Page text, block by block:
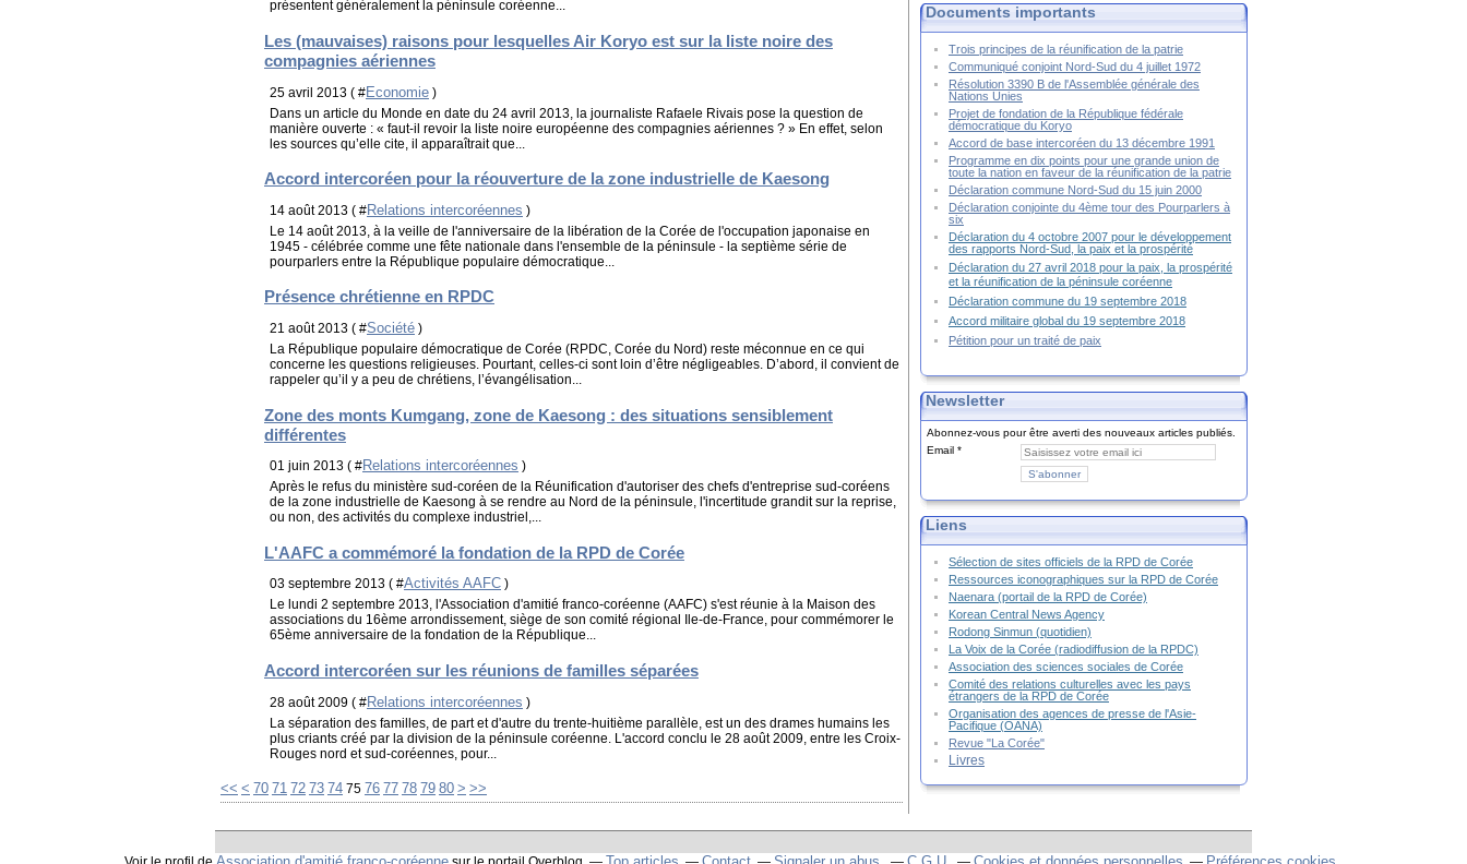
présentent généralement la péninsule coréenne...
Les (mauvaises) raisons pour lesquelles Air Koryo est sur la liste noire des
compagnies aériennes
25 avril 2013 ( #Economie )
Dans un article du Monde en date du 24 avril 2013, la journaliste Rafaele Rivais pose la question de
manière ouverte : « faut-il revoir la liste noire européenne des compagnies aériennes ? » En effet, selon
les sources qu’elle cite, il apparaîtrait que...
Accord intercoréen pour la réouverture de la zone industrielle de Kaesong
14 août 2013 ( #Relations intercoréennes )
Le 14 août 2013, à la veille de l'anniversaire de la libération de la Corée de l'occupation japonaise en
1945 - célébrée comme une fête nationale dans l'ensemble de la péninsule - la septième série de
pourparlers entre la République populaire démocratique...
Présence chrétienne en RPDC
21 août 2013 ( #Société )
La République populaire démocratique de Corée (RPDC, Corée du Nord) reste méconnue en ce qui
concerne les questions religieuses. Pourtant, celles-ci sont loin d’être négligeables. D’abord, il convient de
rappeler qu’il y a peu de chrétiens, l’évangélisation...
Zone des monts Kumgang, zone de Kaesong : des situations sensiblement
différentes
01 juin 2013 ( #Relations intercoréennes )
Après le refus du ministère sud-coréen de la Réunification d'autoriser des chefs d'entreprise sud-coréens
de la zone industrielle de Kaesong à se rendre au Nord de la péninsule, l'incertitude grandit sur la reprise,
ou non, des activités du complexe industriel,...
L'AAFC a commémoré la fondation de la RPD de Corée
03 septembre 2013 ( #Activités AAFC )
Le lundi 2 septembre 2013, l'Association d'amitié franco-coréenne (AAFC) s'est réunie à la Maison des
associations du 16ème arrondissement, siège de son comité régional Ile-de-France, pour commémorer le
65ème anniversaire de la fondation de la République...
Accord intercoréen sur les réunions de familles séparées
28 août 2009 ( #Relations intercoréennes )
La séparation des familles, de part et d'autre du trente-huitième parallèle, est un des drames humains les
plus criants créé par la division de la péninsule coréenne. L'accord conclu le 28 août 2009, entre les Croix-
Rouges nord et sud-coréennes, pour...
<< < 10
20
30
40
50
60
70 71 72 73 74 75 76 77 78 79 80 90
> >>
Documents importants
Trois principes de la réunification de la patrie
Communiqué conjoint Nord-Sud du 4 juillet 1972
Résolution 3390 B de l'Assemblée générale des
Nations Unies
Projet de fondation de la République fédérale
démocratique du Koryo
Accord de base intercoréen du 13 décembre 1991
Programme en dix points pour une grande union de
toute la nation en faveur de la réunification de la patrie
Déclaration commune Nord-Sud du 15 juin 2000
Déclaration conjointe du 4ème tour des Pourparlers à
six
Déclaration du 4 octobre 2007 pour le développement
des rapports Nord-Sud, la paix et la prospérité
Déclaration du 27 avril 2018 pour la paix, la prospérité
et la réunification de la péninsule coréenne
Déclaration commune du 19 septembre 2018
Accord militaire global du 19 septembre 2018
Pétition pour un traité de paix
Newsletter
Abonnez-vous pour être averti des nouveaux articles publiés.
Email
Liens
Sélection de sites officiels de la RPD de Corée
Ressources iconographiques sur la RPD de Corée
Naenara (portail de la RPD de Corée)
Korean Central News Agency
Rodong Sinmun (quotidien)
La Voix de la Corée (radiodiffusion de la RPDC)
Association des sciences sociales de Corée
Comité des relations culturelles avec les pays
étrangers de la RPD de Corée
Organisation des agences de presse de l'Asie-
Pacifique (OANA)
Revue "La Corée"
Livres